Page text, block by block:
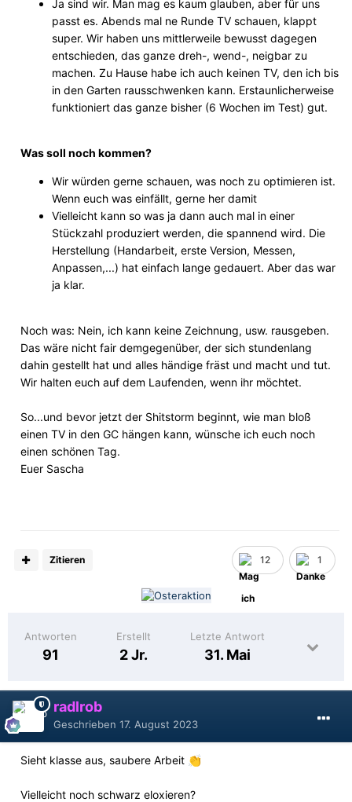
Ja sind wir. Man mag es kaum glauben, aber für uns
passt es. Abends mal ne Runde TV schauen, klappt
super. Wir haben uns mittlerweile bewusst dagegen
entschieden, das ganze dreh-, wend-, neigbar zu
machen. Zu Hause habe ich auch keinen TV, den ich bis
in den Garten rausschwenken kann. Erstaunlicherweise
funktioniert das ganze bisher (6 Wochen im Test) gut.
Was soll noch kommen?
Wir würden gerne schauen, was noch zu optimieren ist.
Wenn euch was einfällt, gerne her damit
Vielleicht kann so was ja dann auch mal in einer
Stückzahl produziert werden, die spannend wird. Die
Herstellung (Handarbeit, erste Version, Messen,
Anpassen,...) hat einfach lange gedauert. Aber das war
ja klar.
Noch was: Nein, ich kann keine Zeichnung, usw. rausgeben.
Das wäre nicht fair demgegenüber, der sich stundenlang
dahin gestellt hat und alles händige fräst und macht und tut.
Wir halten euch auf dem Laufenden, wenn ihr möchtet.
So...und bevor jetzt der Shitstorm beginnt, wie man bloß
einen TV in den GC hängen kann, wünsche ich euch noch
einen schönen Tag.
Euer Sascha
12 1
Zitieren
Antworten
91
Erstellt
2 Jr.
Letzte Antwort
31. Mai
radlrob
Geschrieben 17. August 2023
Sieht klasse aus, saubere Arbeit 👏
Vielleicht noch schwarz eloxieren?